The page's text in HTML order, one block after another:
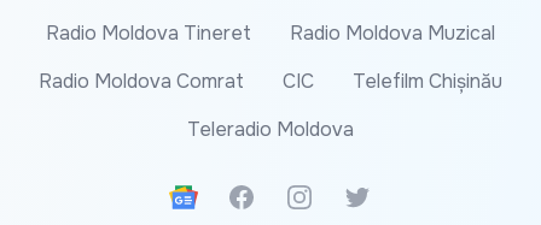
Radio Moldova Tineret
Radio Moldova Muzical
Radio Moldova Comrat
CIC
Telefilm Chișinău
Teleradio Moldova
Google News
FacebookInstagramTwitter